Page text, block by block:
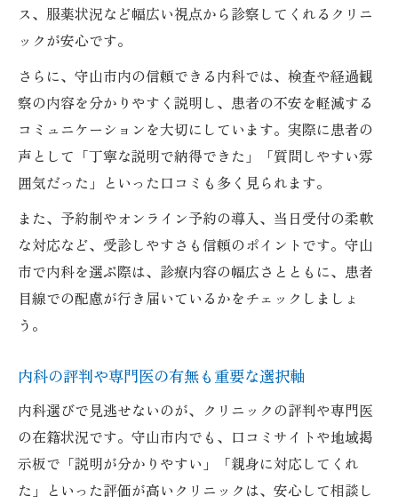
ス、服薬状況など幅広い視点から診察してくれるクリニ
ックが安心です。
さらに、守山市内の信頼できる内科では、検査や経過観
察の内容を分かりやすく説明し、患者の不安を軽減する
コミュニケーションを大切にしています。実際に患者の
声として「丁寧な説明で納得できた」「質問しやすい雰
囲気だった」といった口コミも多く見られます。
また、予約制やオンライン予約の導入、当日受付の柔軟
な対応など、受診しやすさも信頼のポイントです。守山
市で内科を選ぶ際は、診療内容の幅広さとともに、患者
目線での配慮が行き届いているかをチェックしましょ
う。
内科の評判や専門医の有無も重要な選択軸
内科選びで見逃せないのが、クリニックの評判や専門医
の在籍状況です。守山市内でも、口コミサイトや地域掲
示板で「説明が分かりやすい」「親身に対応してくれ
た」といった評価が高いクリニックは、安心して相談し